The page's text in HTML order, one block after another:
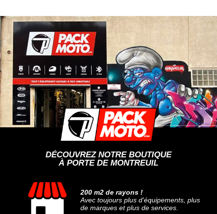
DÉCOUVREZ NOTRE BOUTIQUE
À PORTE DE MONTREUIL
200 m2 de rayons !
Avec toujours plus d'équipements, plus
de marques et plus de services.